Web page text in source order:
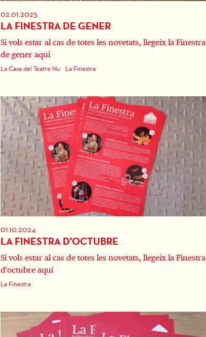
02.01.2025
LA FINESTRA DE GENER
Si vols estar al cas de totes les novetats, llegeix la Finestra
de gener aquí
La Casa del Teatre Nu La Finestra
01.10.2024
LA FINESTRA D'OCTUBRE
Si vols estar al cas de totes les novetats, llegeix la Finestra
d'octubre aquí
La Finestra